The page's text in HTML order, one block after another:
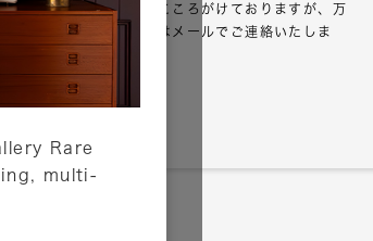
Rare
multi-
営業日以内のご出荷をこころがけておりますが、万
が一出荷が遅れる場合はメールでご連絡いたしま
詳しくはこちら